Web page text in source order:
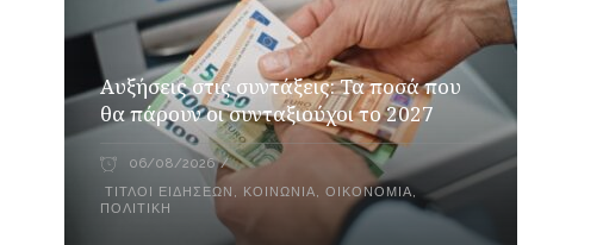
Αυξήσεις στις συντάξεις: Τα ποσά που
θα πάρουν οι συνταξιούχοι το 2027
06/08/2026
ΤΊΤΛΟΙ ΕΙΔΉΣΕΩΝ , ΚΟΙΝΩΝΊΑ,ΟΙΚΟΝΟΜΊΑ,
ΠΟΛΙΤΙΚΉ